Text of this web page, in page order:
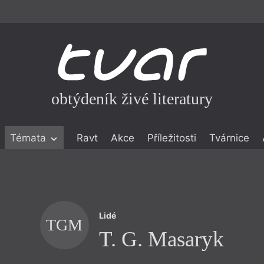
obtýdeník živé literatury
Témata Ravt Akce Příležitosti Tvárnice
TGM Lidé
T. G. Masaryk